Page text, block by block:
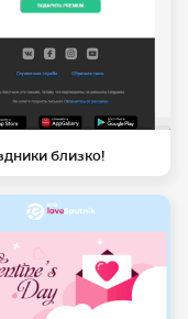
близко!